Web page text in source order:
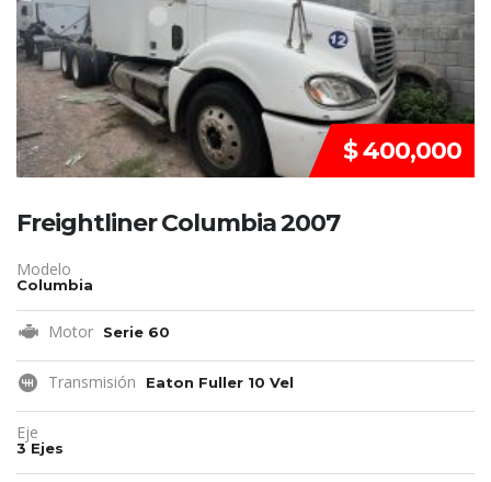
$ 400,000
Freightliner Columbia 2007
Modelo
Columbia
Motor Serie 60
Transmisión Eaton Fuller 10 Vel
Eje
3 Ejes